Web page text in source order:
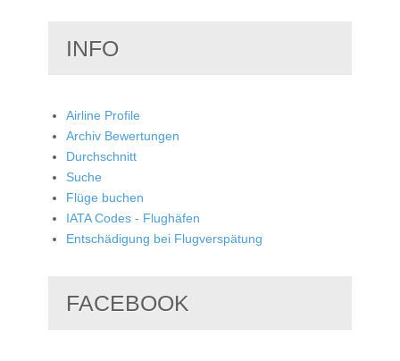
INFO
Airline Profile
Archiv Bewertungen
Durchschnitt
Suche
Flüge buchen
IATA Codes - Flughäfen
Entschädigung bei Flugverspätung
FACEBOOK